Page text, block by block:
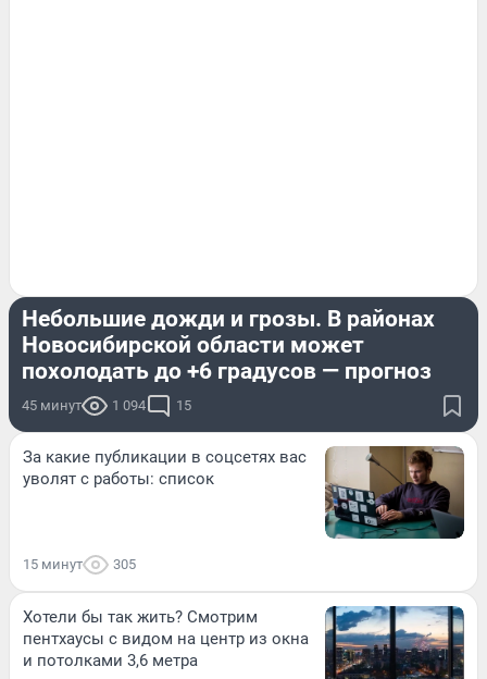
Небольшие дожди и грозы. В районах
Новосибирской области может
похолодать до +6 градусов — прогноз
45 минут 1 094 15
За какие публикации в соцсетях вас
уволят с работы: список
15 минут 305
Хотели бы так жить? Смотрим
пентхаусы с видом на центр из окна
и потолками 3,6 метра